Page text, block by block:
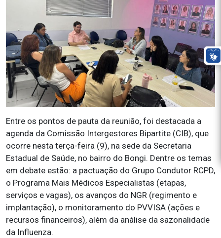
Entre os pontos de pauta da reunião, foi destacada a
agenda da Comissão Intergestores Bipartite (CIB), que
ocorre nesta terça-feira (9), na sede da Secretaria
Estadual de Saúde, no bairro do Bongi. Dentre os temas
em debate estão: a pactuação do Grupo Condutor RCPD,
o Programa Mais Médicos Especialistas (etapas,
serviços e vagas), os avanços do NGR (regimento e
implantação), o monitoramento do PVVISA (ações e
recursos financeiros), além da análise da sazonalidade
da Influenza.